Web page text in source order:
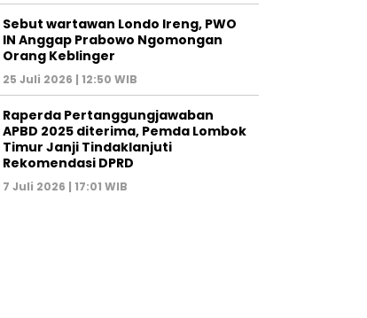
Sebut wartawan Londo Ireng, PWO
IN Anggap Prabowo Ngomongan
Orang Keblinger
25 Juli 2026 | 12:50 WIB
Raperda Pertanggungjawaban
APBD 2025 diterima, Pemda Lombok
Timur Janji Tindaklanjuti
Rekomendasi DPRD
7 Juli 2026 | 17:01 WIB